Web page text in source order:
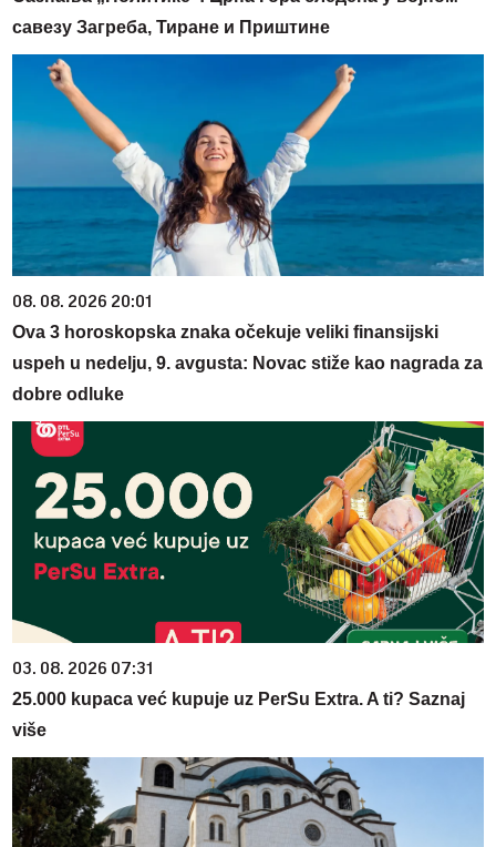
савезу Загреба, Тиране и Приштине
08. 08. 2026 20:01
Ova 3 horoskopska znaka očekuje veliki finansijski
uspeh u nedelju, 9. avgusta: Novac stiže kao nagrada za
dobre odluke
03. 08. 2026 07:31
25.000 kupaca već kupuje uz PerSu Extra. A ti? Saznaj
više